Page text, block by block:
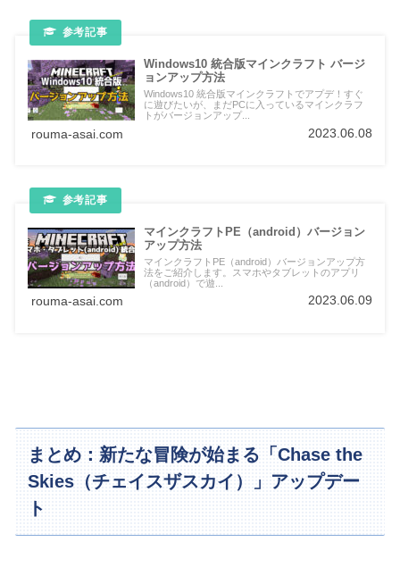
Windows10 統合版マインクラフト バージ
ョンアップ方法
Windows10 統合版マインクラフトでアプデ！すぐ
に遊びたいが、まだPCに入っているマインクラフ
トがバージョンアップ...
rouma-asai.com 2023.06.08
マインクラフトPE（android）バージョン
アップ方法
マインクラフトPE（android）バージョンアップ方
法をご紹介します。スマホやタブレットのアプリ
（android）で遊...
rouma-asai.com 2023.06.09
まとめ：新たな冒険が始まる「Chase the
Skies（チェイスザスカイ）」アップデー
ト